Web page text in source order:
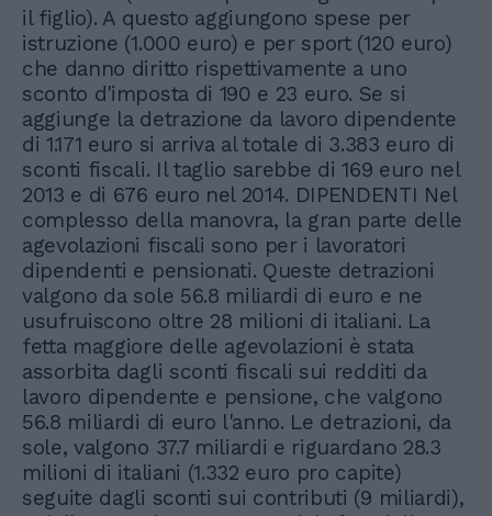
il figlio). A questo aggiungono spese per
istruzione (1.000 euro) e per sport (120 euro)
che danno diritto rispettivamente a uno
sconto d'imposta di 190 e 23 euro. Se si
aggiunge la detrazione da lavoro dipendente
di 1.171 euro si arriva al totale di 3.383 euro di
sconti fiscali. Il taglio sarebbe di 169 euro nel
2013 e di 676 euro nel 2014. DIPENDENTI Nel
complesso della manovra, la gran parte delle
agevolazioni fiscali sono per i lavoratori
dipendenti e pensionati. Queste detrazioni
valgono da sole 56.8 miliardi di euro e ne
usufruiscono oltre 28 milioni di italiani. La
fetta maggiore delle agevolazioni è stata
assorbita dagli sconti fiscali sui redditi da
lavoro dipendente e pensione, che valgono
56.8 miliardi di euro l'anno. Le detrazioni, da
sole, valgono 37.7 miliardi e riguardano 28.3
milioni di italiani (1.332 euro pro capite)
seguite dagli sconti sui contributi (9 miliardi),